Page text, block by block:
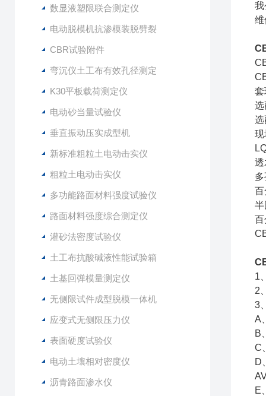
数显液塑限联合测定仪
电动脱模机抗渗模装脱劈裂
CBR试验附件
弯沉仪土工布有效孔径测定
K30平板载荷测定仪
电动砂当量试验仪
垂直振动压实成型机
新标准粗粒土电动击实仪
粗粒土电动击实仪
多功能路面材料强度试验仪
路面材料强度综合测定仪
灌砂法密度试验仪
土工布抗酸碱液性能试验箱
土基回弹模量测定仪
无侧限试件成型脱模一体机
应变式无侧限压力仪
表面硬度试验仪
电动土壤相对密度仪
沥青路面渗水仪
我
维
套
选
选
现
透
百
半
百
1
2
3
A
B
C
D
E